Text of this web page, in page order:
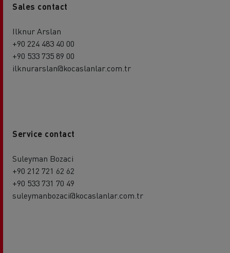
Sales contact
Ilknur Arslan
+90 224 483 40 00
+90 533 735 89 00
ilknurarslan@kocaslanlar.com.tr
Service contact
Suleyman Bozaci
+90 212 721 62 62
+90 533 731 70 49
suleymanbozaci@kocaslanlar.com.tr